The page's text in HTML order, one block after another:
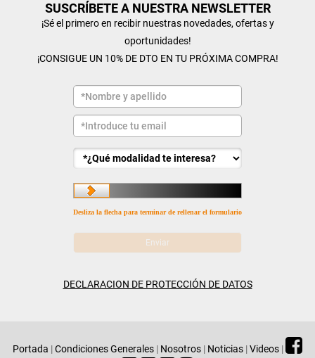
SUSCRÍBETE A NUESTRA NEWSLETTER
¡Sé el primero en recibir nuestras novedades, ofertas y
oportunidades!
¡CONSIGUE UN 10% DE DTO EN TU PRÓXIMA COMPRA!
Desliza la flecha para terminar de rellenar el formulario
DECLARACION DE PROTECCIÓN DE DATOS
Portada |Condiciones Generales | Nosotros | Noticias |Videos |